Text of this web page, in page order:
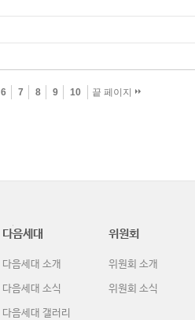
6 7 8 9 10 끝 페이지
다음세대
다음세대 소개
다음세대 소식
다음세대 갤러리
위원회
위원회 소개
위원회 소식